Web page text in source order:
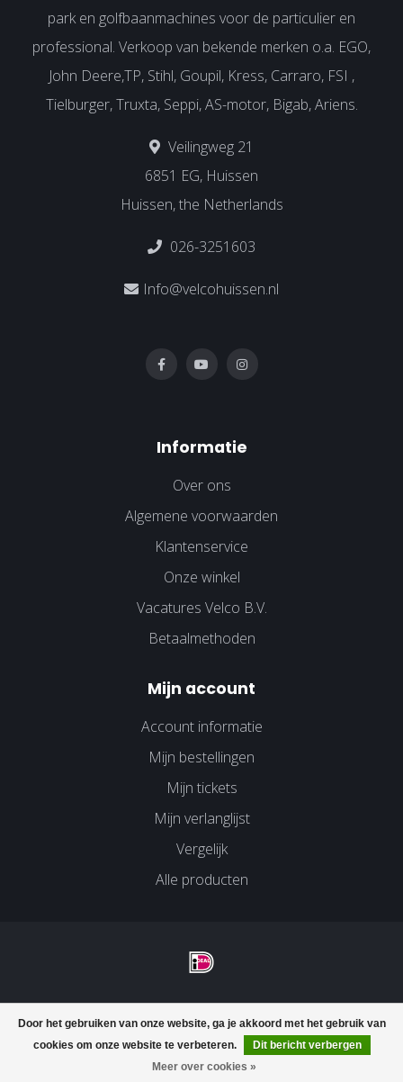
Door het gebruiken van onze website, ga je akkoord met het gebruik van
cookies om onze website te verbeteren.
Dit bericht verbergen
Meer over cookies »
park en golfbaanmachines voor de particulier en
professional. Verkoop van bekende merken o.a. EGO,
John Deere,TP, Stihl, Goupil, Kress, Carraro, FSI ,
Tielburger, Truxta, Seppi, AS-motor, Bigab, Ariens.
Veilingweg 21
6851 EG, Huissen
Huissen, the Netherlands
026-3251603
Info@velcohuissen.nl
Informatie
Over ons
Algemene voorwaarden
Klantenservice
Onze winkel
Vacatures Velco B.V.
Betaalmethoden
Mijn account
Account informatie
Mijn bestellingen
Mijn tickets
Mijn verlanglijst
Vergelijk
Alle producten
© Copyright 2026 Velco Huissen - Powered byLightspeed-
Dyvelopment
FILTERS